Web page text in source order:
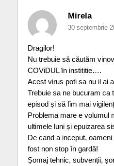
Mirela
30 septembrie
Dragilor!
Nu trebuie să căutăm
COViDUL în instititie….
Acest virus poti sa nu il ai
Trebuie sa ne bucuram ca
episod și să fim mai
Problema mare e volumul
ultimele luni și epuizarea
De cand a inceput,
fost non stop în gardă!
Șomaj tehnic, subvenții,